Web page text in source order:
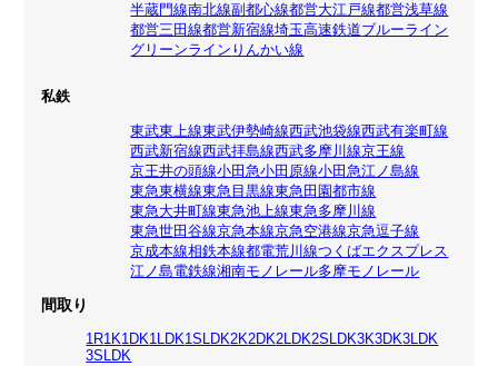
半蔵門線南北線副都心線都営大江戸線都営浅草線
都営三田線都営新宿線埼玉高速鉄道ブルーライン
グリーンライン りんかい線
私鉄
東武東上線東武伊勢崎線西武池袋線西武有楽町線
西武新宿線西武拝島線西武多摩川線京王線
京王井の頭線小田急小田原線小田急江ノ島線
東急東横線東急目黒線東急田園都市線
東急大井町線東急池上線東急多摩川線
東急世田谷線京急本線京急空港線京急逗子線
京成本線相鉄本線都電荒川線つくばエクスプレス
江ノ島電鉄線湘南モノレール多摩モノレール
間取り
1R1K1DK1LDK1SLDK2K2DK2LDK2SLDK3K3DK3LDK
3SLDK